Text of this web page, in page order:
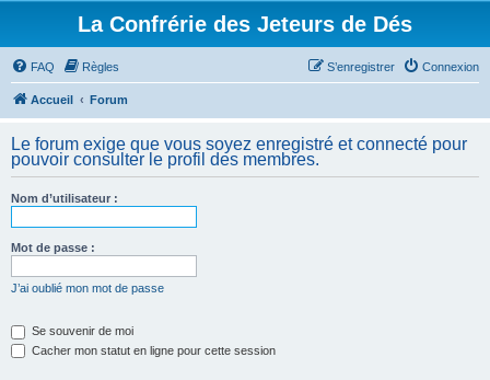
La Confrérie des Jeteurs de Dés
FAQ Règles Connexion
S’enregistrer
Accueil Forum
Le forum exige que vous soyez enregistré et connecté pour
pouvoir consulter le profil des membres.
Nom d’utilisateur :
Mot de passe :
J’ai oublié mon mot de passe
Se souvenir de moi
Cacher mon statut en ligne pour cette session